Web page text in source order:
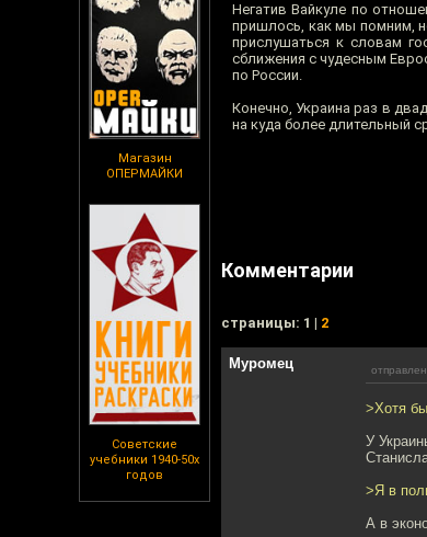
Магазин
ОПЕРМАЙКИ
Советские
учебники 1940-50х
годов
Негатив Вайкуле по
пришлось, как мы помним,
прислушаться к словам
сближения с чудесным
по России.
Конечно, Украина раз в
на куда более длительный
Комментарии
cтраницы: 1 | 2
Муромец
>Хотя
У
>Я в
А в